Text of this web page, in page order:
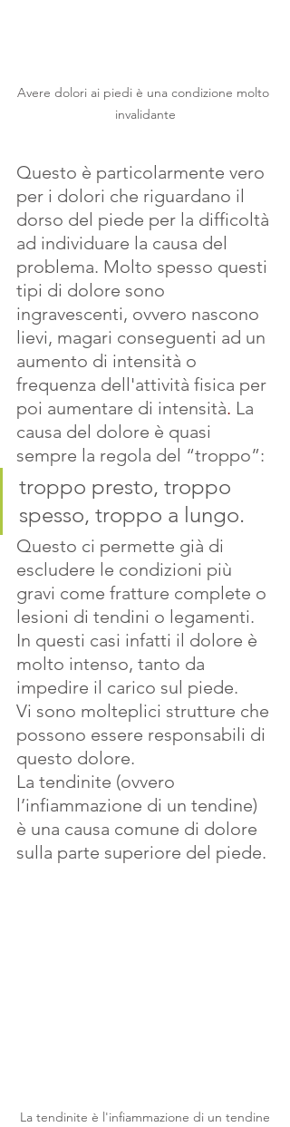
Avere dolori ai piedi è una condizione molto
invalidante
Questo è particolarmente vero
per i dolori che riguardano il
dorso del piede per la difficoltà
ad individuare la causa del
problema. Molto spesso questi
tipi di dolore sono
ingravescenti, ovvero nascono
lievi, magari conseguenti ad un
aumento di intensità o
frequenza dell'attività fisica per
poi aumentare di intensità. La
causa del dolore è quasi
sempre la regola del “troppo”:
troppo presto, troppo
spesso, troppo a lungo.
Questo ci permette già di
escludere le condizioni più
gravi come fratture complete o
lesioni di tendini o legamenti.
In questi casi infatti il dolore è
molto intenso, tanto da
impedire il carico sul piede.
Vi sono molteplici strutture che
possono essere responsabili di
questo dolore.
La tendinite (ovvero
l’infiammazione di un tendine)
è una causa comune di dolore
sulla parte superiore del piede.
La tendinite è l'infiammazione di un tendine